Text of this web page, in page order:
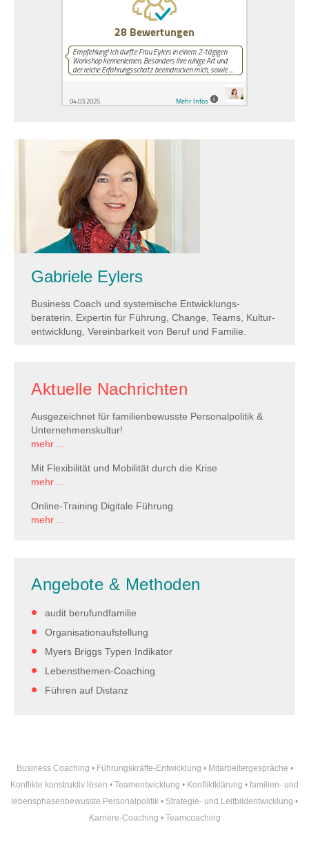
Gabriele Eylers
Business Coach und systemische Entwicklungs­
beraterin. Expertin für Führung, Change, Teams, Kultur­
entwicklung, Verein­barkeit von Beruf und Familie.
Aktuelle Nachrichten
Ausgezeichnet für familienbewusste Personalpolitik &
Unternehmenskultur!
mehr ...
Mit Flexibilität und Mobilität durch die Krise
mehr ...
Online-Training Digitale Führung
mehr ...
Angebote & Methoden
audit berufundfamilie
Organisationaufstellung
Myers Briggs Typen Indikator
Lebensthemen-Coaching
Führen auf Distanz
Business Coaching • Führungskräfte-Entwicklung • Mitarbeitergespräche •
Konflikte konstruktiv lösen • Teamentwicklung • Konfliktklärung • familien- und
lebensphasenbewusste Personalpolitik • Strategie- und Leitbildentwicklung •
Karriere-Coaching • Teamcoaching